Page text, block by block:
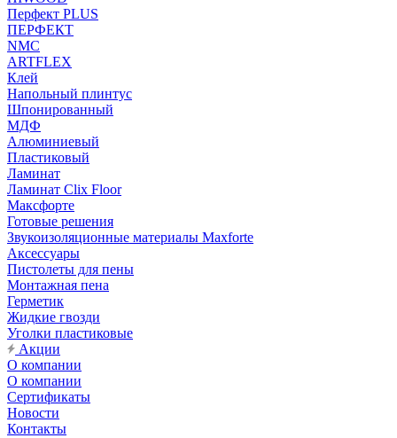
Перфект PLUS
ПЕРФЕКТ
NMC
ARTFLEX
Клей
Напольный плинтус
Шпонированный
МДФ
Алюминиевый
Пластиковый
Ламинат
Ламинат Clix Floor
Максфорте
Готовые решения
Звукоизоляционные материалы Maxforte
Аксессуары
Пистолеты для пены
Монтажная пена
Герметик
Жидкие гвозди
Уголки пластиковые
Акции
О компании
О компании
Сертификаты
Новости
Контакты